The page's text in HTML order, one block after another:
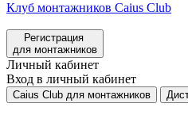
Клуб монтажников Caius Club
Регистрация
для монтажников
Личный кабинет
Вход в личный кабинет
Caius Club для монтажников